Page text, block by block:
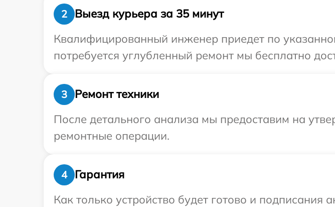
2
Выезд курьера за 35 минут
Квалифицированный инженер приедет по
потребуется углубленный ремонт мы бесплатно
3
Ремонт техники
После детального анализа мы предоставим на
ремонтные операции.
4
Гарантия
Как только устройство будет готово и